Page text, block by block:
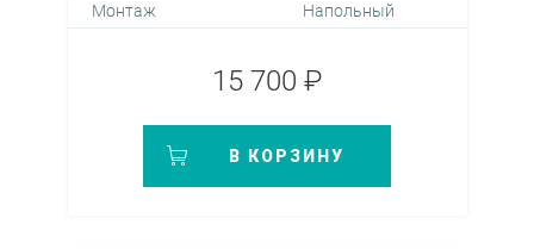
Монтаж
Напольный
15 700 ₽
В КОРЗИНУ